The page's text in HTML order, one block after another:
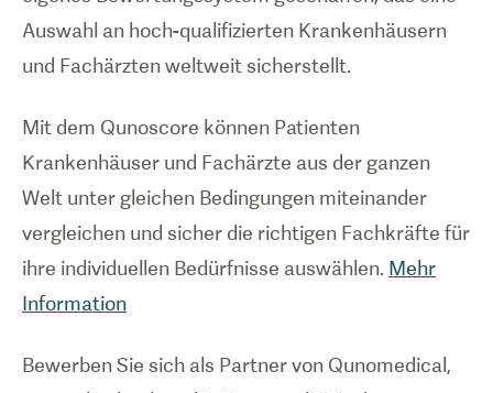
Auswahl an hoch-qualifizierten Krankenhäusern
und Fachärzten weltweit sicherstellt.
Mit dem Qunoscore können Patienten
Krankenhäuser und Fachärzte aus der ganzen
Welt unter gleichen Bedingungen miteinander
vergleichen und sicher die richtigen Fachkräfte für
ihre individuellen Bedürfnisse auswählen. Mehr
Information
Bewerben Sie sich als Partner von Qunomedical,